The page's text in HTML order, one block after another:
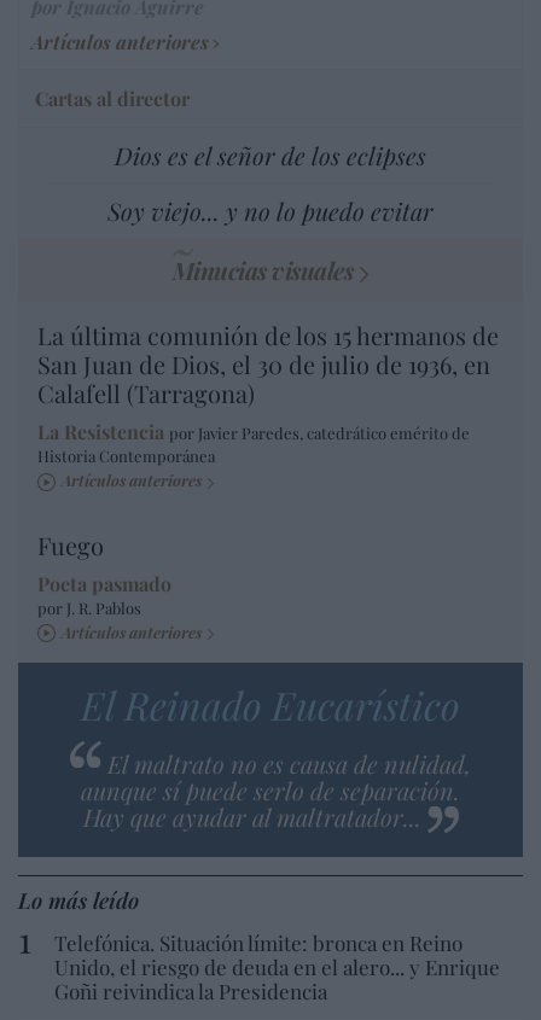
Artículos anteriores
Cartas al director
Dios es el señor de los eclipses
Soy viejo... y no lo puedo evitar
Minucias visuales
La última comunión de los 15 hermanos de
San Juan de Dios, el 30 de julio de 1936, en
Calafell (Tarragona)
La Resistencia por Javier Paredes, catedrático emérito de
Historia Contemporánea
Artículos anteriores
Fuego
Poeta pasmado
por J. R. Pablos
Artículos anteriores
El Reinado Eucarístico
El maltrato no es causa de nulidad,
aunque sí puede serlo de separación.
Hay que ayudar al maltratador...
Lo más leído
Telefónica. Situación límite: bronca en Reino
Unido, el riesgo de deuda en el alero... y Enrique
Goñi reivindica la Presidencia